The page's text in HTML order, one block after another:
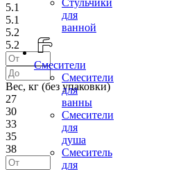
Стульчики
для
ванной
Смесители
Смесители
для
ванны
Смесители
для
душа
Смеситель
для
5.1
5.1
5.2
5.2
Вес, кг (без упаковки)
27
30
33
35
38